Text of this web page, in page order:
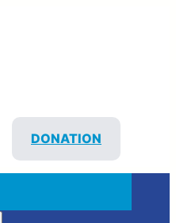
DONATION